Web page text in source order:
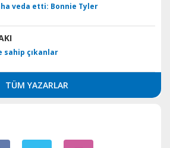
veda etti: Bonnie Tyler
sahip çıkanlar
TÜM YAZARLAR